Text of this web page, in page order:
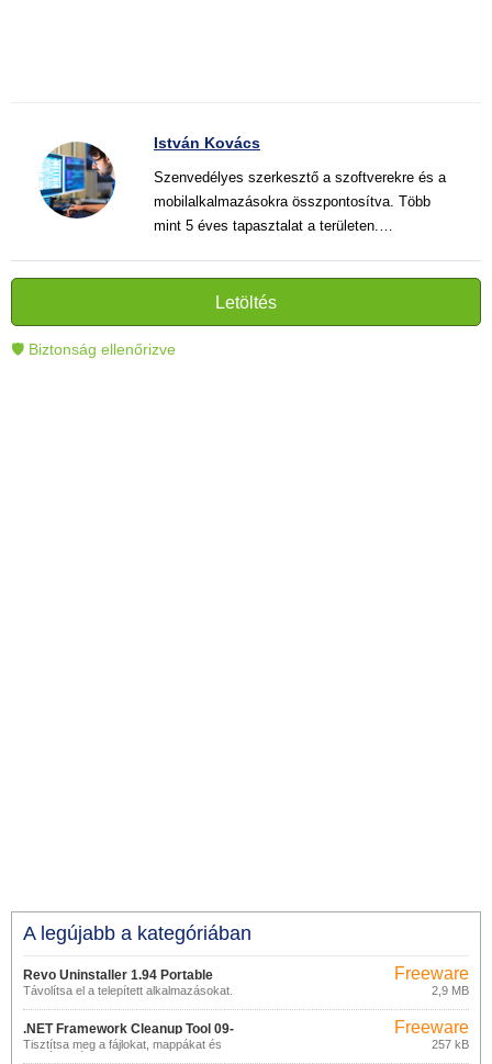
István Kovács
Szenvedélyes szerkesztő a szoftverekre és a
mobilalkalmazásokra összpontosítva. Több
mint 5 éves tapasztalat a területen.
és informatív szövegek alkotója, amelyek
segítik az olvasókat a modern technológia jobb
megértésében és használatában.
Letöltés
🛡 Biztonság ellenőrizve
A legújabb a kategóriában
Revo Uninstaller 1.94 Portable
Távolítsa el a telepített alkalmazásokat.
Freeware
2,9 MB
.NET Framework Cleanup Tool 09-
10-2011
Tisztítsa meg a fájlokat, mappákat és
nyilvántartásokat.
Freeware
257 kB